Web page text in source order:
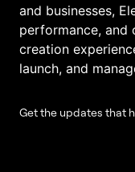
and businesses,
performance, and
creation
launch, and
Get the updates that